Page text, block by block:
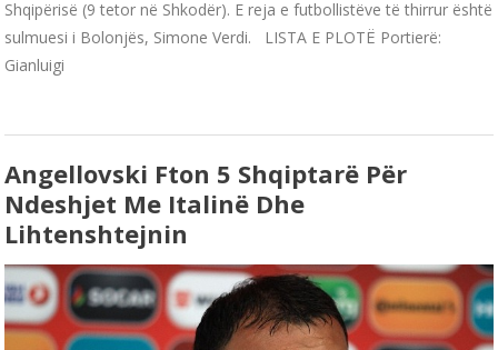
Shqipërisë (9 tetor në Shkodër). E reja e futbollistëve të thirrur është
sulmuesi i Bolonjës, Simone Verdi. LISTA E PLOTË Portierë:
Gianluigi
Angellovski Fton 5 Shqiptarë Për
Ndeshjet Me Italinë Dhe
Lihtenshtejnin